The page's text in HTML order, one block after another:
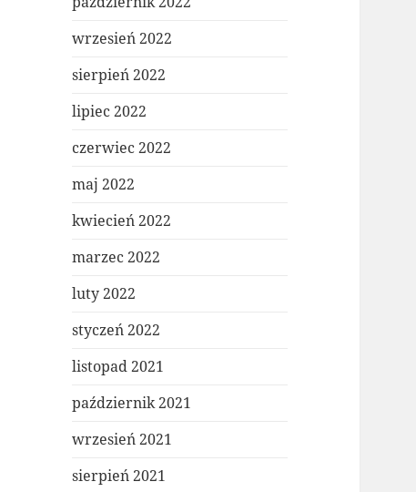
wrzesień 2022
sierpień 2022
lipiec 2022
czerwiec 2022
maj 2022
kwiecień 2022
marzec 2022
luty 2022
styczeń 2022
listopad 2021
październik 2021
wrzesień 2021
sierpień 2021